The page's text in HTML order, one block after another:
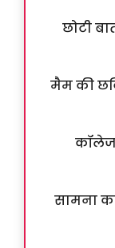
छोटी
मैम की
कॉलेज
सामना